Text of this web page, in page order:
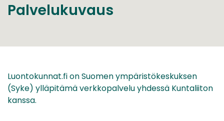
Palvelukuvaus
Luontokunnat.fi on Suomen ympäristökeskuksen
(Syke) ylläpitämä verkkopalvelu yhdessä Kuntaliiton
kanssa.